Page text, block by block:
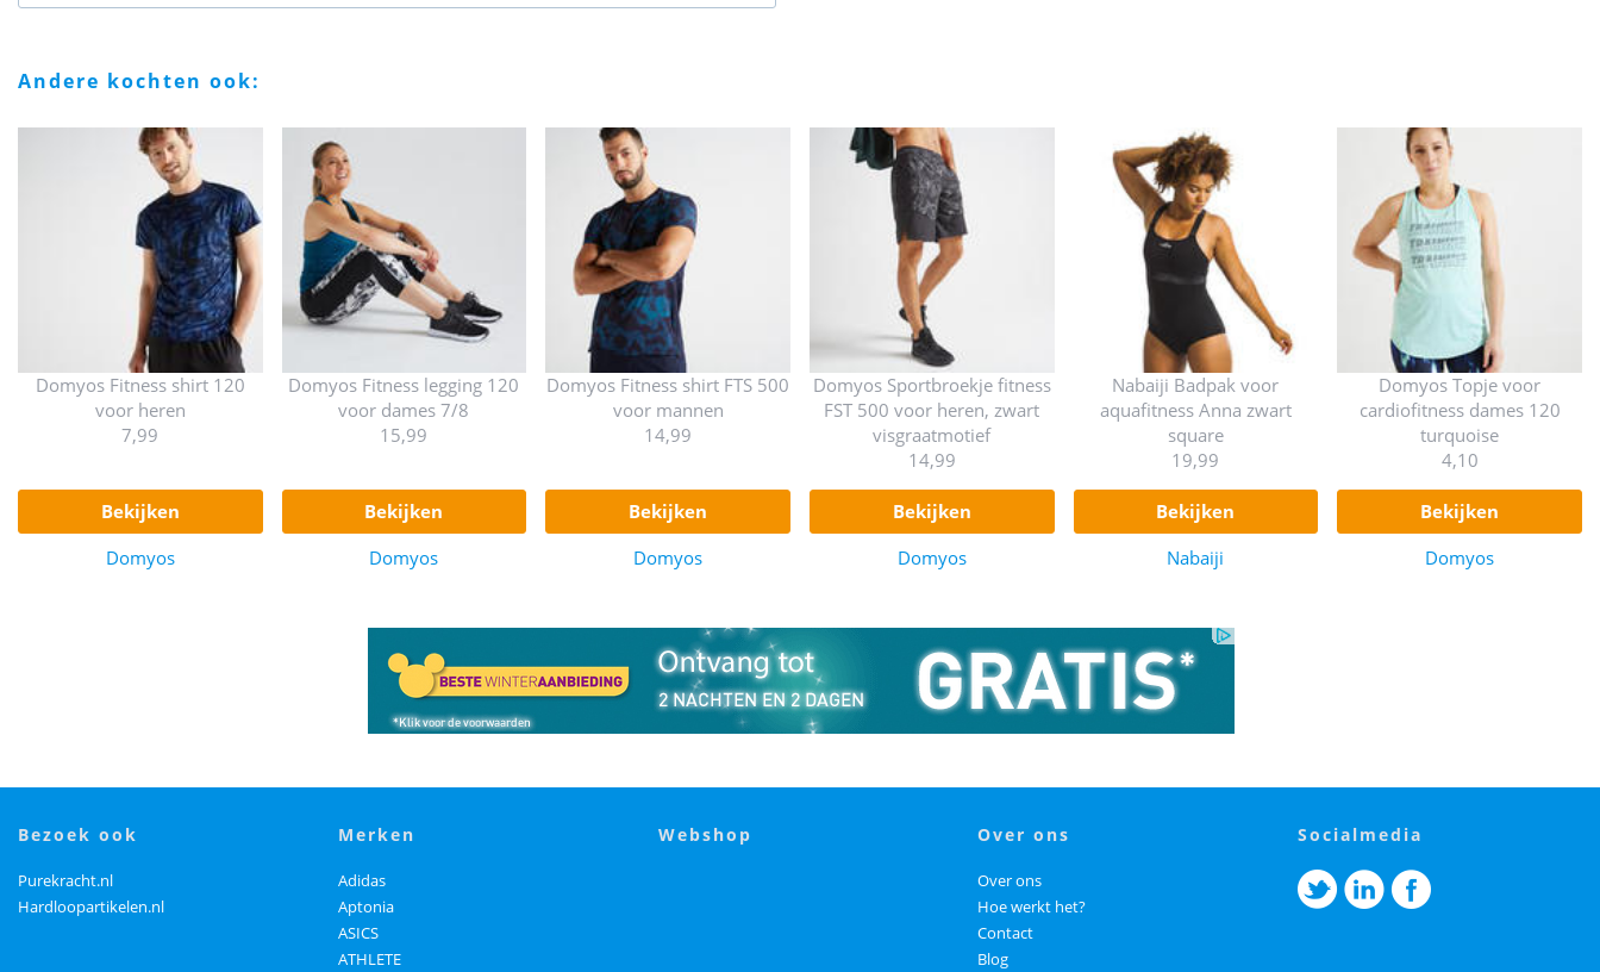
andere kochten ook:
Domyos Fitness shirt 120
voor heren
7,99
bekijken
Domyos
Domyos Fitness legging 120
voor dames 7/8
15,99
bekijken
Domyos
Domyos Fitness shirt FTS 500
voor mannen
14,99
bekijken
Domyos
Domyos Sportbroekje fitness
FST 500 voor heren, zwart
visgraatmotief
14,99
bekijken
Domyos
Nabaiji Badpak voor
aquafitness Anna zwart
square
19,99
bekijken
Nabaiji
Domyos Topje voor
cardiofitness dames 120
turquoise
4,10
bekijken
Domyos
bezoek ook
Purekracht.nl
Hardloopartikelen.nl
merken
Adidas
Aptonia
ASICS
ATHLETE
webshop over ons
Over ons
Hoe werkt het?
Contact
Blog
socialmedia